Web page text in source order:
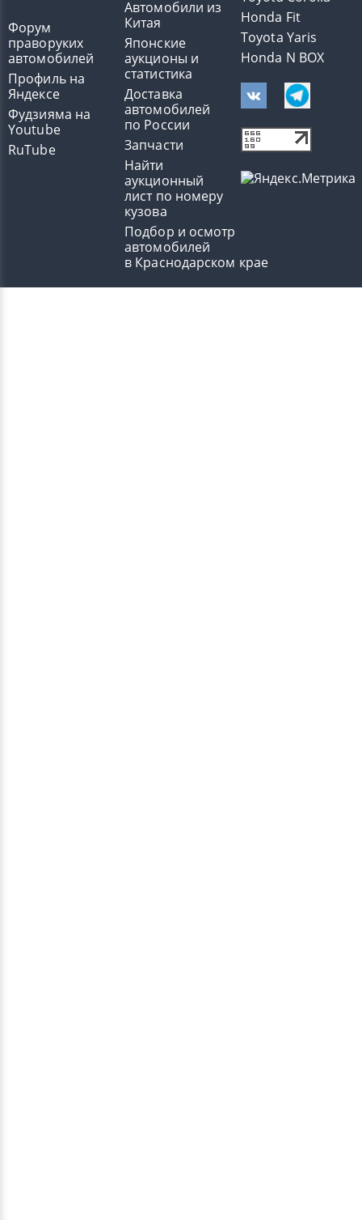
Форум
праворуких
автомобилей
Профиль на
Яндексе
Фудзияма на
Youtube
RuTube
Автомобили из
Китая
Японские
аукционы и
статистика
Доставка
автомобилей
по России
Запчасти
Найти
аукционный
лист по номеру
кузова
Подбор и осмотр
автомобилей
в Краснодарском крае
Honda Fit
Toyota Yaris
Honda N BOX